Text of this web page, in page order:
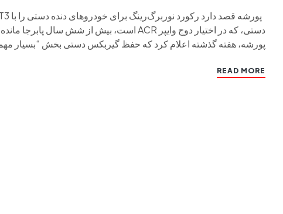
پورشه، هفته گذشته اعلام کرد که حفظ گیربکس دستی بخش “بسیار
READ MORE